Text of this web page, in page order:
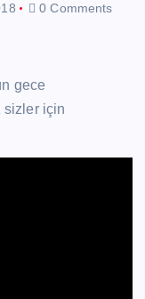
0 Comments
gece
sizler için